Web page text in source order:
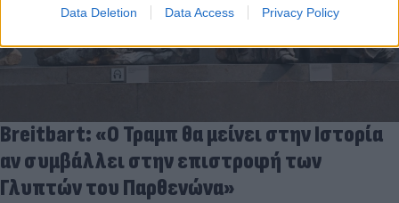
Data Deletion Data Access Privacy Policy
Breitbart: «Ο Τραμπ θα μείνει στην Ιστορία
αν συμβάλλει στην επιστροφή των
Γλυπτών του Παρθενώνα»